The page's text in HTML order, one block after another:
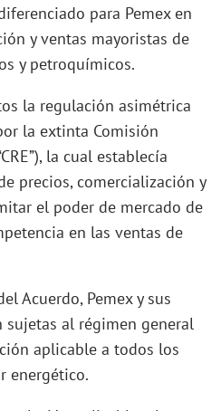
para Pemex en
y ventas mayoristas de
y petroquímicos.
la regulación asimétrica
la extinta Comisión
la cual establecía
precios, comercialización y
el poder de mercado de
en las ventas de
Acuerdo, Pemex y sus
sujetas al régimen general
aplicable a todos los
energético.